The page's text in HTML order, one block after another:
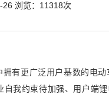
浏览：11318次
有更广泛用户基数的电
我约束待加强、用户端